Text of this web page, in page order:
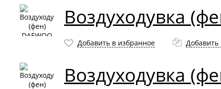
Воздуходувка
Добавить в избранное Добавить
Воздуходувка